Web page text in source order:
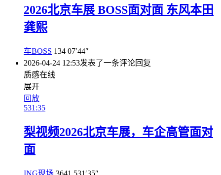
2026北京车展 BOSS面对面 东风本田
龚熙
车BOSS 134 07′44″
2026-04-24 12:53发表了一条评论回复
质感在线
展开
回放
531:35
梨视频2026北京车展，车企高管面对
面